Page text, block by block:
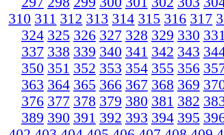
310 311 312 313 314 315 316 317
324 325 326 327 328 329 330
337 338 339 340 341 342 343
350 351 352 353 354 355 356
363 364 365 366 367 368 369
376 377 378 379 380 381 382
389 390 391 392 393 394 395